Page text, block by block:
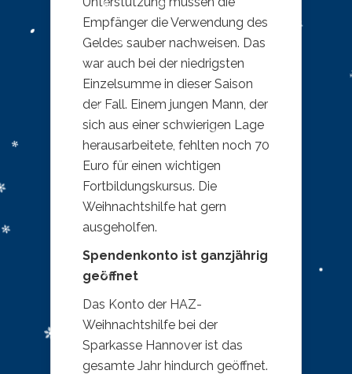
Empfänger die Verwendung des
Geldes sauber nachweisen. Das
war auch bei der niedrigsten
Einzelsumme in dieser Saison
der Fall. Einem jungen Mann, der
sich aus einer schwierigen Lage
herausarbeitete, fehlten noch 70
Euro für einen wichtigen
Fortbildungskursus. Die
Weihnachtshilfe hat gern
ausgeholfen.
Spendenkonto ist ganzjährig
geöffnet
Das Konto der HAZ-
Weihnachtshilfe bei der
Sparkasse Hannover ist das
gesamte Jahr hindurch geöffnet.